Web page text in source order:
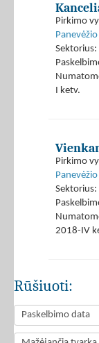
Pirkimo
I ketv.
Pirkimo
2018-IV
Rūšiuoti: